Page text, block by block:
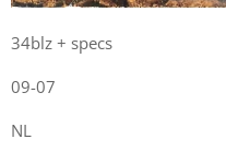
34blz + specs
09-07
NL